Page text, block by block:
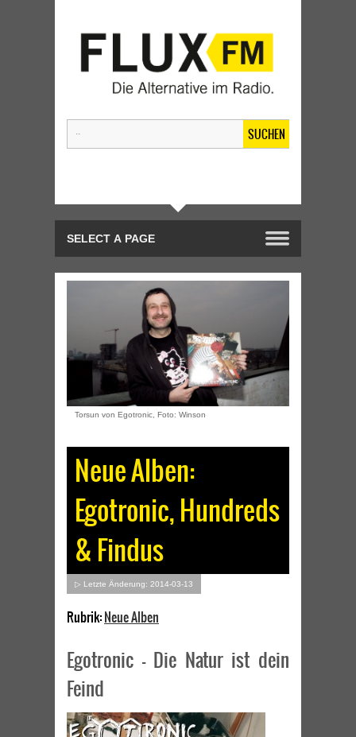
SUCHEN
Torsun von Egotronic, Foto: Winson
Neue Alben:
Egotronic, Hundreds
& Findus
▷ Letzte Änderung: 2014-03-13
Rubrik:Neue Alben
Egotronic – Die Natur ist dein
Feind